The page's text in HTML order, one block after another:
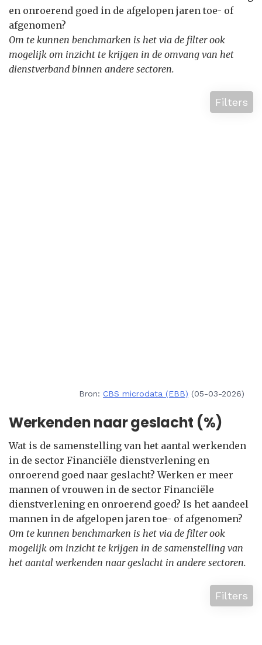
en onroerend goed in de afgelopen jaren toe- of
afgenomen?
Om te kunnen benchmarken is het via de filter ook
mogelijk om inzicht te krijgen in de omvang van het
dienstverband binnen andere sectoren.
Filters
Bron: CBS microdata (EBB) (05-03-2026)
Werkenden naar geslacht (%)
Wat is de samenstelling van het aantal werkenden
in de sector Financiële dienstverlening en
onroerend goed naar geslacht? Werken er meer
mannen of vrouwen in de sector Financiële
dienstverlening en onroerend goed? Is het aandeel
mannen in de afgelopen jaren toe- of afgenomen?
Om te kunnen benchmarken is het via de filter ook
mogelijk om inzicht te krijgen in de samenstelling van
het aantal werkenden naar geslacht in andere sectoren.
Filters